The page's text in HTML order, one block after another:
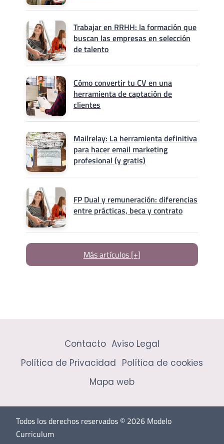
Trabajar en RRHH: la formación que
buscan las empresas en selección
de talento
Cómo convertir tu CV en una
herramienta de captación de
clientes
Mailrelay: La herramienta definitiva
para hacer email marketing
profesional (y gratis)
FP Dual y remuneración: diferencias
entre prácticas, beca y contrato
Más artículos [+]
Contacto Aviso Legal
Política de Privacidad Política de cookies
Mapa web
Todos los derechos reservados © 2026 Modelo
Curriculum